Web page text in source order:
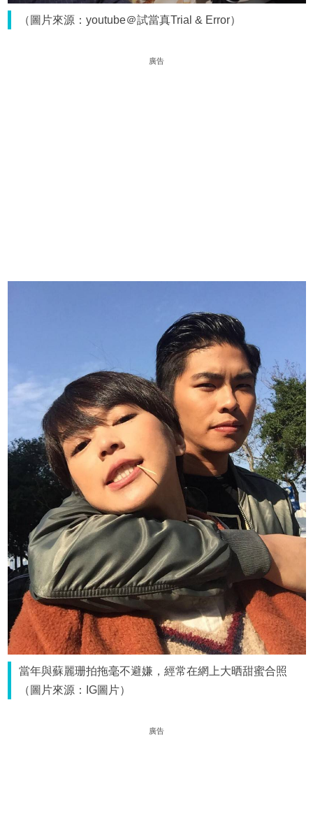
（圖片來源：youtube＠試當真Trial & Error）
廣告
當年與蘇麗珊拍拖毫不避嫌，經常在網上大晒甜蜜合照
（圖片來源：IG圖片）
廣告